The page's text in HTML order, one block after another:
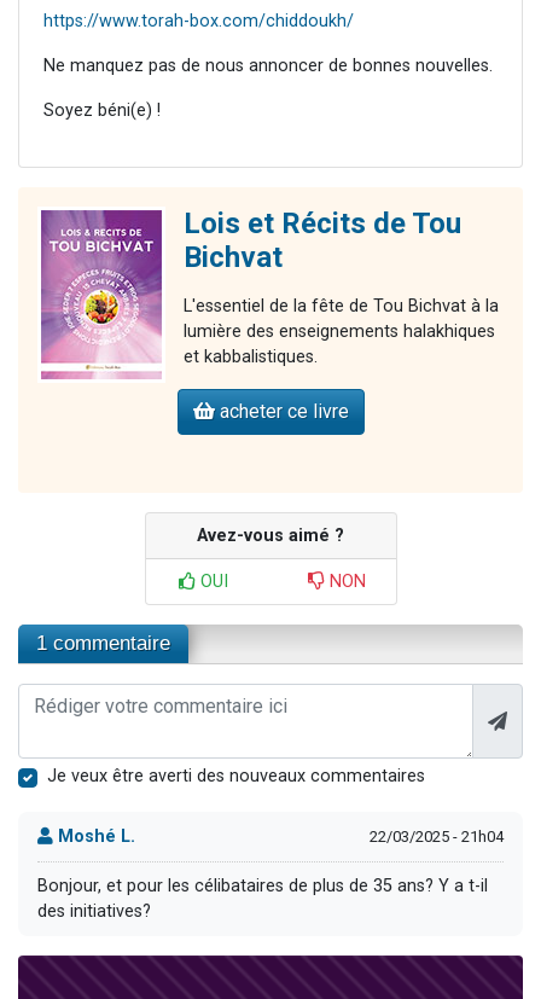
https://www.torah-box.com/chiddoukh/
Ne manquez pas de nous annoncer de bonnes nouvelles.
Soyez béni(e) !
Lois et Récits de Tou
Bichvat
L'essentiel de la fête de Tou Bichvat à la
lumière des enseignements halakhiques
et kabbalistiques.
acheter ce livre
Avez-vous aimé ?
OUI NON
1 commentaire
Je veux être averti des nouveaux commentaires
Moshé L. 22/03/2025 - 21h04
Bonjour, et pour les célibataires de plus de 35 ans? Y a t-il
des initiatives?